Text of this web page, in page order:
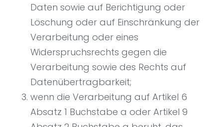
Daten sowie auf Berichtigung oder
Löschung oder auf Einschränkung der
Verarbeitung oder eines
Widerspruchsrechts gegen die
Verarbeitung sowie des Rechts auf
Datenübertragbarkeit;
wenn die Verarbeitung auf Artikel 6
Absatz 1 Buchstabe a oder Artikel 9